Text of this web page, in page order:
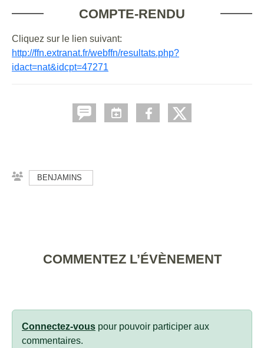
COMPTE-RENDU
Cliquez sur le lien suivant:
http://ffn.extranat.fr/webffn/resultats.php?
idact=nat&idcpt=47271
BENJAMINS
COMMENTEZ L’ÉVÈNEMENT
Connectez-vous pour pouvoir participer aux
commentaires.